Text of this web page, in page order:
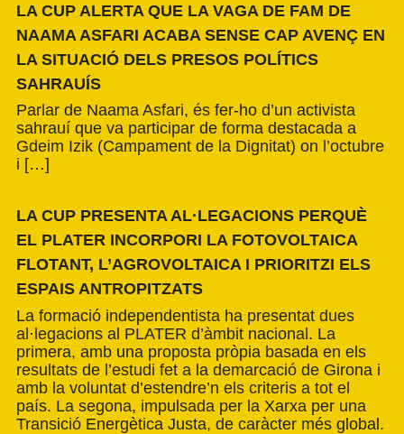
LA CUP ALERTA QUE LA VAGA DE FAM DE
NAAMA ASFARI ACABA SENSE CAP AVENÇ EN
LA SITUACIÓ DELS PRESOS POLÍTICS
SAHRAUÍS
Parlar de Naama Asfari, és fer-ho d’un activista
sahrauí que va participar de forma destacada a
Gdeim Izik (Campament de la Dignitat) on l’octubre
i […]
LA CUP PRESENTA AL·LEGACIONS PERQUÈ
EL PLATER INCORPORI LA FOTOVOLTAICA
FLOTANT, L’AGROVOLTAICA I PRIORITZI ELS
ESPAIS ANTROPITZATS
La formació independentista ha presentat dues
al·legacions al PLATER d’àmbit nacional. La
primera, amb una proposta pròpia basada en els
resultats de l’estudi fet a la demarcació de Girona i
amb la voluntat d’estendre’n els criteris a tot el
país. La segona, impulsada per la Xarxa per una
Transició Energètica Justa, de caràcter més global.